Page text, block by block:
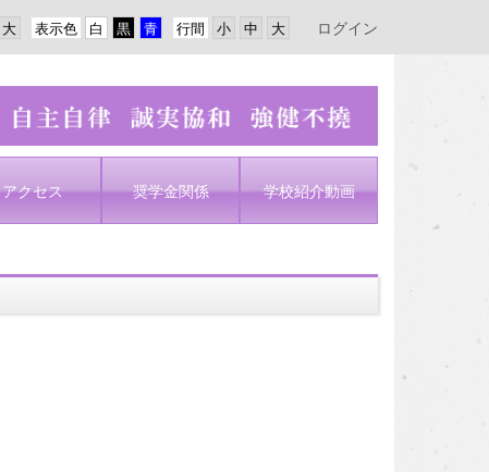
行間
表示色 ログイン
アクセス 奨学金関係 学校紹介動画